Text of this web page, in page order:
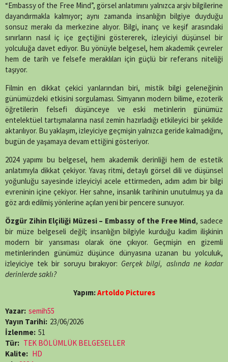
“Embassy of the Free Mind”, görsel anlatımını yalnızca arşiv bilgilerine
dayandırmakla kalmıyor; aynı zamanda insanlığın bilgiye duyduğu
sonsuz merakı da merkezine alıyor. Bilgi, inanç ve keşif arasındaki
sınırların nasıl iç içe geçtiğini göstererek, izleyiciyi düşünsel bir
yolculuğa davet ediyor. Bu yönüyle belgesel, hem akademik çevreler
hem de tarih ve felsefe meraklıları için güçlü bir referans niteliği
taşıyor.
Filmin en dikkat çekici yanlarından biri, mistik bilgi geleneğinin
günümüzdeki etkisini sorgulaması. Simyanın modern bilime, ezoterik
öğretilerin felsefi düşünceye ve eski metinlerin günümüz
entelektüel tartışmalarına nasıl zemin hazırladığı etkileyici bir şekilde
aktarılıyor. Bu yaklaşım, izleyiciye geçmişin yalnızca geride kalmadığını,
bugün de yaşamaya devam ettiğini gösteriyor.
2024 yapımı bu belgesel, hem akademik derinliği hem de estetik
anlatımıyla dikkat çekiyor. Yavaş ritmi, detaylı görsel dili ve düşünsel
yoğunluğu sayesinde izleyiciyi acele ettirmeden, adım adım bir bilgi
evreninin içine çekiyor. Her sahne, insanlık tarihinin unutulmuş ya da
göz ardı edilmiş yönlerine açılan yeni bir pencere sunuyor.
Özgür Zihin Elçiliği Müzesi – Embassy of the Free Mind, sadece
bir müze belgeseli değil; insanlığın bilgiyle kurduğu kadim ilişkinin
modern bir yansıması olarak öne çıkıyor. Geçmişin en gizemli
metinlerinden günümüz düşünce dünyasına uzanan bu yolculuk,
izleyiciye tek bir soruyu bırakıyor: Gerçek bilgi, aslında ne kadar
derinlerde saklı?
Yapım:Artoldo Pictures
Yazar: semih55
Yayın Tarihi: 23/06/2026
İzlenme: 51
Tür: TEK BÖLÜMLÜK BELGESELLER
Kalite: HD